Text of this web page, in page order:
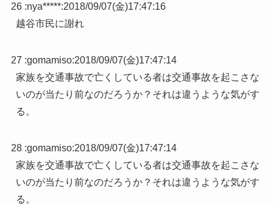
26 :nya*****:2018/09/07(金)17:47:16
越谷市民に謝れ
27 :gomamiso:2018/09/07(金)17:47:14
家族を交通事故で亡くしている者は交通事故を起こさな
いのが当たり前なのだろうか？それは違うような気がす
る。
28 :gomamiso:2018/09/07(金)17:47:14
家族を交通事故で亡くしている者は交通事故を起こさな
いのが当たり前なのだろうか？それは違うような気がす
る。